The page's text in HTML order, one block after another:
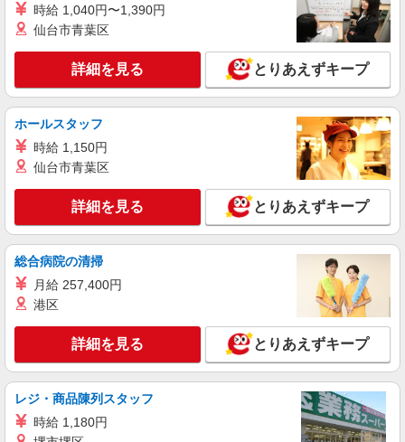
株式会社kotrio /●SD-H-1896296
福島市＠有料老人ホーム◎上質な支援、納得の
時給1450円〜2062円 ＜日払い有/週払い有/交
通費全支給(ガソリン代含む)＞
福島市 最寄り駅：福島
キープ 詳細を見る
派遣社員
株式会社kotrio /●SD-H-1815899
[ 綺麗 ]高級シニアマンションで生活ケア/見守
りなど/福島市
時給1450円〜2062円 ＜日払い有/週払い有/交
キープ 詳細を見る
株式会社kotrio /●SD-H-2066259
≪福島市≫日勤のみ＆残業ナシ！お迎えに間に
時給 1,040円〜1,390円
仙台市青葉区
詳細を見る とりあえずキープ
ホールスタッフ
時給 1,150円
仙台市青葉区
詳細を見る とりあえずキープ
総合病院の清掃
月給 257,400円
港区
詳細を見る とりあえずキープ
レジ・商品陳列スタッフ
時給 1,180円